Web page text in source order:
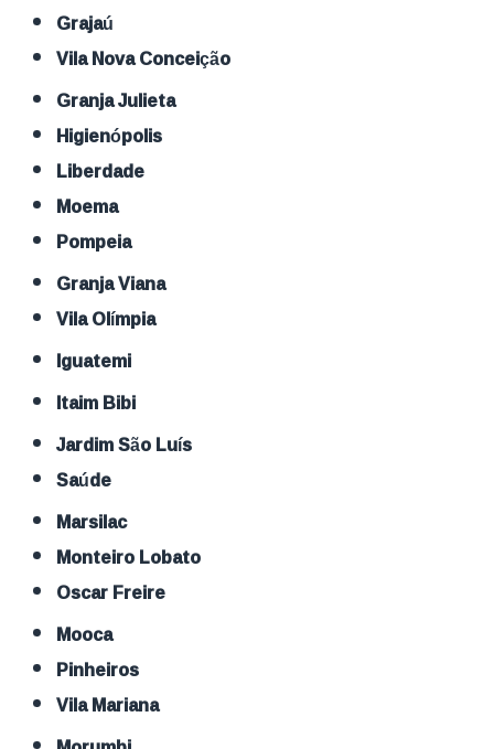
Grajaú
Vila Nova Conceição
Granja Julieta
Higienópolis
Liberdade
Moema
Pompeia
Granja Viana
Vila Olímpia
Iguatemi
Itaim Bibi
Jardim São Luís
Saúde
Marsilac
Monteiro Lobato
Oscar Freire
Mooca
Pinheiros
Vila Mariana